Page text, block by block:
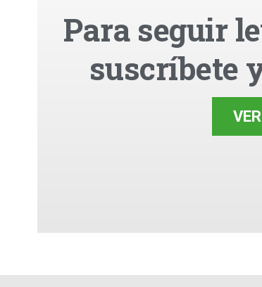
Para seguir
suscríbete